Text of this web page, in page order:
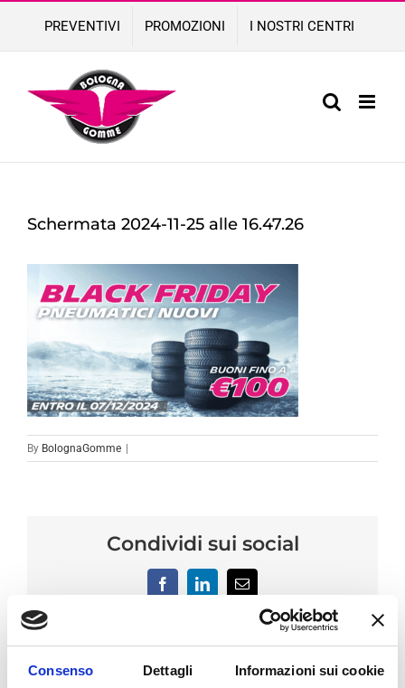
Consenso Dettagli Informazioni sui cookie
content
PREVENTIVI PROMOZIONI I NOSTRI CENTRI
Schermata 2024-11-25 alle 16.47.26
By BolognaGomme
Condividi sui social
FacebookLinkedInEmail